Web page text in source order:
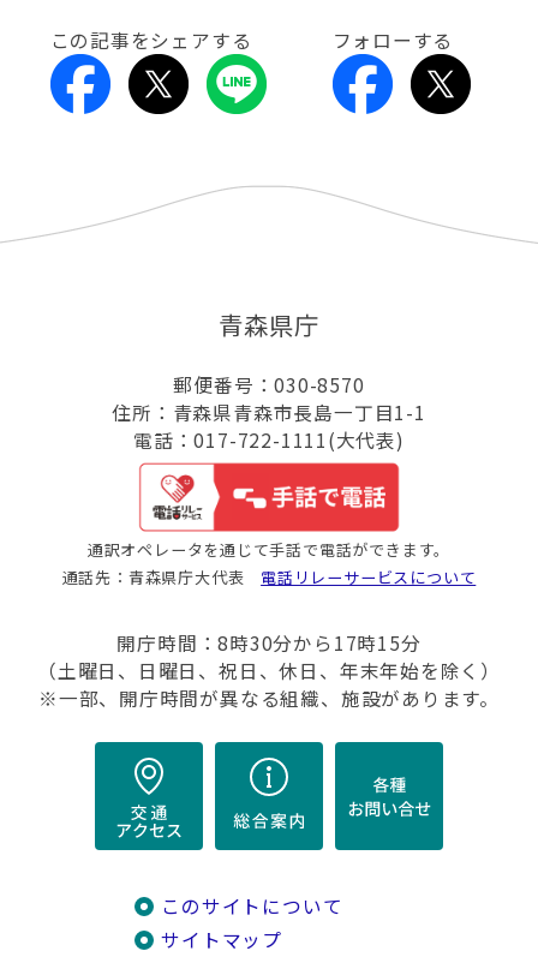
この記事をシェアする フォローする
青森県庁
郵便番号：030-8570
住所：青森県青森市長島一丁目1-1
電話：017-722-1111(大代表)
通訳オペレータを通じて手話で電話ができます。
通話先：青森県庁大代表 電話リレーサービスについて
開庁時間：8時30分から17時15分
（土曜日、日曜日、祝日、休日、年末年始を除く）
※一部、開庁時間が異なる組織、施設があります。
このサイトについて
サイトマップ